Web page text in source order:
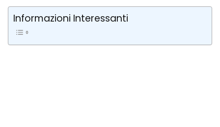
Informazioni Interessanti